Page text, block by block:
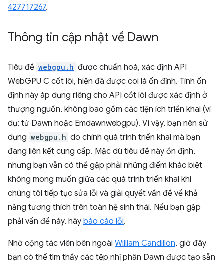
427717267.
Thông tin cập nhật về Dawn
Tiêu đề webgpu.h được chuẩn hoá, xác định API
WebGPU C cốt lõi, hiện đã được coi là ổn định. Tính ổn
định này áp dụng riêng cho API cốt lõi được xác định ở
thượng nguồn, không bao gồm các tiện ích triển khai (ví
dụ: từ Dawn hoặc Emdawnwebgpu). Vì vậy, bạn nên sử
dụng webgpu.h do chính quá trình triển khai mà bạn
đang liên kết cung cấp. Mặc dù tiêu đề này ổn định,
nhưng bạn vẫn có thể gặp phải những điểm khác biệt
không mong muốn giữa các quá trình triển khai khi
chúng tôi tiếp tục sửa lỗi và giải quyết vấn đề về khả
năng tương thích trên toàn hệ sinh thái. Nếu bạn gặp
phải vấn đề này, hãy báo cáo lỗi.
Nhờ cộng tác viên bên ngoài William Candillon, giờ đây
bạn có thể tìm thấy các tệp nhị phân Dawn được tạo sẵn